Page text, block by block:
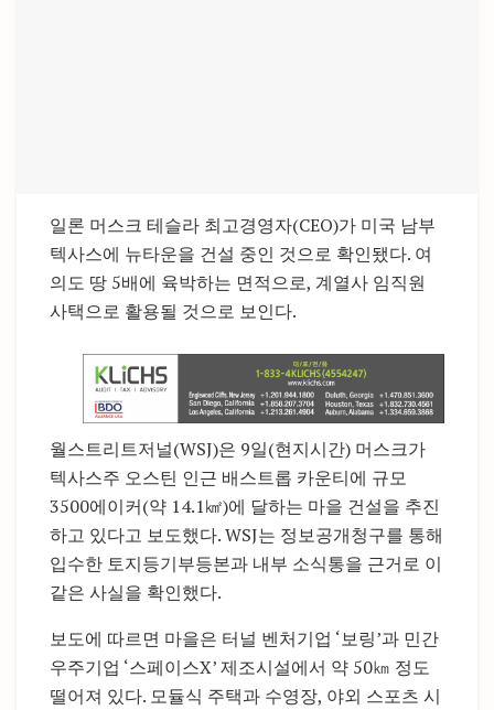
일론 머스크 테슬라 최고경영자(CEO)가 미국 남부
텍사스에 뉴타운을 건설 중인 것으로 확인됐다. 여
의도 땅 5배에 육박하는 면적으로, 계열사 임직원
사택으로 활용될 것으로 보인다.
월스트리트저널(WSJ)은 9일(현지시간) 머스크가
텍사스주 오스틴 인근 배스트롭 카운티에 규모
3500에이커(약 14.1㎢)에 달하는 마을 건설을 추진
하고 있다고 보도했다. WSJ는 정보공개청구를 통해
입수한 토지등기부등본과 내부 소식통을 근거로 이
같은 사실을 확인했다.
보도에 따르면 마을은 터널 벤처기업 ‘보링’과 민간
우주기업 ‘스페이스X’ 제조시설에서 약 50㎞ 정도
떨어져 있다. 모듈식 주택과 수영장, 야외 스포츠 시